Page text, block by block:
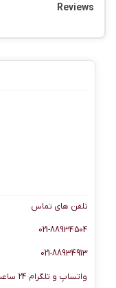
Reviews
تلفن های تماس
021-88934504
021-88934913
واتساپ و تلگرام 24 ساعت 09920506026